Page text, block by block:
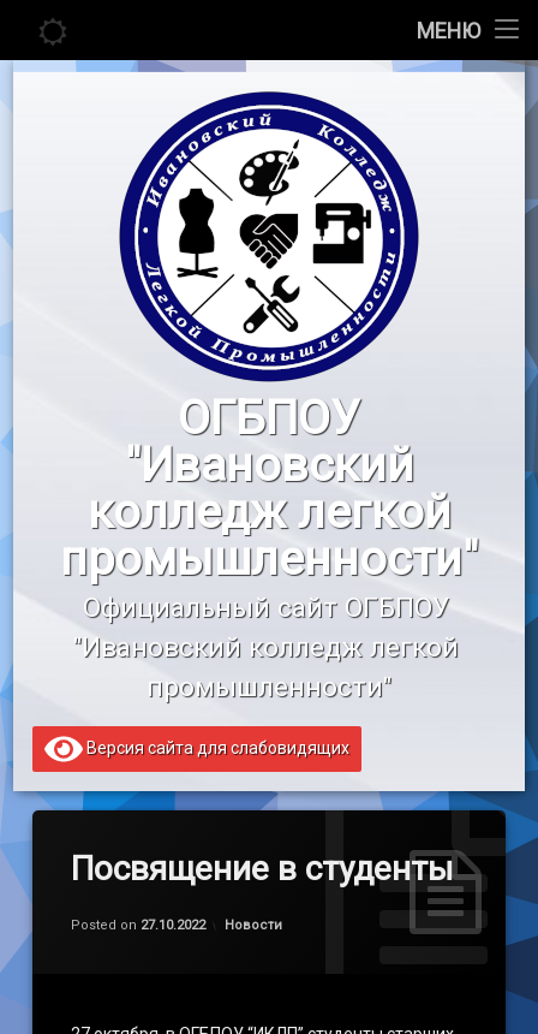
МЕНЮ
Главная
Педагогу
Воспитательная работа
«Профессионалы»
«Профессионалитет»
Образовательный кредит
Перейти
ОГБПОУ
"Ивановский
колледж легкой
промышленности"
Официальный сайт ОГБПОУ
"Ивановский колледж легкой
промышленности"
Версия сайта для слабовидящих
Посвящение в студенты
Posted on 27.10.2022
Обновлено на
by
Категории:
Новости